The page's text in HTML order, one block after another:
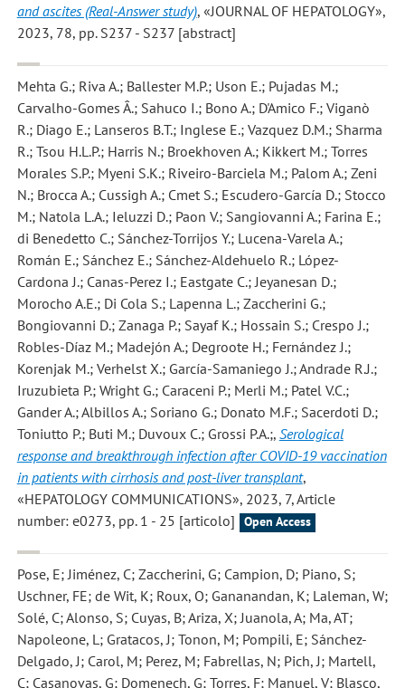
and ascites (Real-Answer study), «JOURNAL OF HEPATOLOGY»,
2023, 78, pp. S237 - S237 [abstract]
Mehta G.; Riva A.; Ballester M.P.; Uson E.; Pujadas M.;
Carvalho-Gomes Â.; Sahuco I.; Bono A.; D'Amico F.; Viganò
R.; Diago E.; Lanseros B.T.; Inglese E.; Vazquez D.M.; Sharma
R.; Tsou H.L.P.; Harris N.; Broekhoven A.; Kikkert M.; Torres
Morales S.P.; Myeni S.K.; Riveiro-Barciela M.; Palom A.; Zeni
N.; Brocca A.; Cussigh A.; Cmet S.; Escudero-García D.; Stocco
M.; Natola L.A.; Ieluzzi D.; Paon V.; Sangiovanni A.; Farina E.;
di Benedetto C.; Sánchez-Torrijos Y.; Lucena-Varela A.;
Román E.; Sánchez E.; Sánchez-Aldehuelo R.; López-
Cardona J.; Canas-Perez I.; Eastgate C.; Jeyanesan D.;
Morocho A.E.; Di Cola S.; Lapenna L.; Zaccherini G.;
Bongiovanni D.; Zanaga P.; Sayaf K.; Hossain S.; Crespo J.;
Robles-Díaz M.; Madejón A.; Degroote H.; Fernández J.;
Korenjak M.; Verhelst X.; García-Samaniego J.; Andrade R.J.;
Iruzubieta P.; Wright G.; Caraceni P.; Merli M.; Patel V.C.;
Gander A.; Albillos A.; Soriano G.; Donato M.F.; Sacerdoti D.;
Toniutto P.; Buti M.; Duvoux C.; Grossi P.A.;, Serological
response and breakthrough infection after COVID-19 vaccination
in patients with cirrhosis and post-liver transplant,
«HEPATOLOGY COMMUNICATIONS», 2023, 7, Article
number: e0273, pp. 1 - 25 [articolo]
Open Access
Pose, E; Jiménez, C; Zaccherini, G; Campion, D; Piano, S;
Uschner, FE; de Wit, K; Roux, O; Gananandan, K; Laleman, W;
Solé, C; Alonso, S; Cuyas, B; Ariza, X; Juanola, A; Ma, AT;
Napoleone, L; Gratacos, J; Tonon, M; Pompili, E; Sánchez-
Delgado, J; Carol, M; Perez, M; Fabrellas, N; Pich, J; Martell,
C; Casanovas, G; Domenech, G; Torres, F; Manuel, V; Blasco,